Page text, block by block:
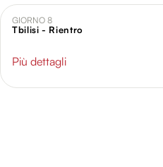
GIORNO 8
Tbilisi - Rientro
Più dettagli